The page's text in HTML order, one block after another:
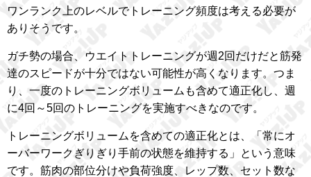
ワンランク上のレベルでトレーニング頻度は考える必要が
ありそうです。
ガチ勢の場合、ウエイトトレーニングが週2回だけだと筋発
達のスピードが十分ではない可能性が高くなります。つま
り、一度のトレーニングボリュームも含めて適正化し、週
に4回～5回のトレーニングを実施すべきなのです。
トレーニングボリュームを含めての適正化とは、「常にオ
ーバーワークぎりぎり手前の状態を維持する」という意味
です。筋肉の部位分けや負荷強度、レップ数、セット数な